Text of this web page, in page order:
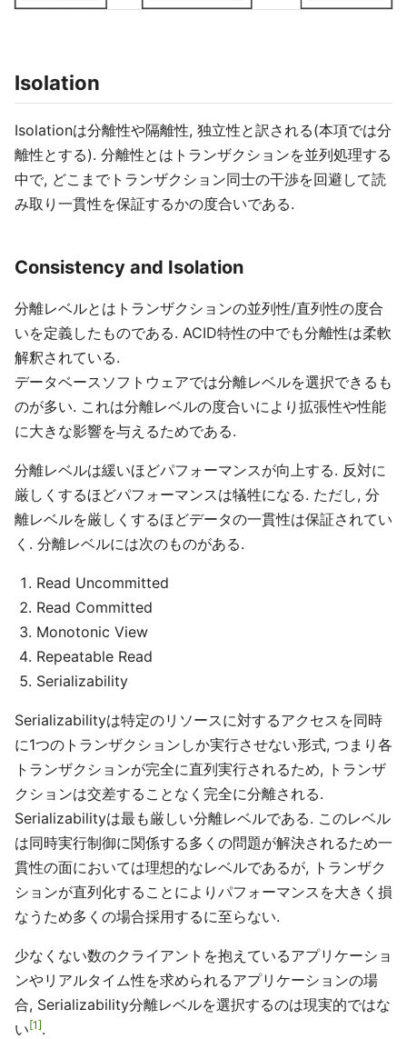
Isolation
Isolationは分離性や隔離性, 独立性と訳される(本項では分
離性とする). 分離性とはトランザクションを並列処理する
中で, どこまでトランザクション同士の干渉を回避して読
み取り一貫性を保証するかの度合いである.
Consistency and Isolation
分離レベルとはトランザクションの並列性/直列性の度合
いを定義したものである. ACID特性の中でも分離性は柔軟
解釈されている.
データベースソフトウェアでは分離レベルを選択できるも
のが多い. これは分離レベルの度合いにより拡張性や性能
に大きな影響を与えるためである.
分離レベルは緩いほどパフォーマンスが向上する. 反対に
厳しくするほどパフォーマンスは犠牲になる. ただし, 分
離レベルを厳しくするほどデータの一貫性は保証されてい
く. 分離レベルには次のものがある.
Read Uncommitted
Read Committed
Monotonic View
Repeatable Read
Serializability
Serializabilityは特定のリソースに対するアクセスを同時
に1つのトランザクションしか実行させない形式, つまり各
トランザクションが完全に直列実行されるため, トランザ
クションは交差することなく完全に分離される.
Serializabilityは最も厳しい分離レベルである. このレベル
は同時実行制御に関係する多くの問題が解決されるため一
貫性の面においては理想的なレベルであるが, トランザク
ションが直列化することによりパフォーマンスを大きく損
なうため多くの場合採用するに至らない.
少なくない数のクライアントを抱えているアプリケーショ
ンやリアルタイム性を求められるアプリケーションの場
合, Serializability分離レベルを選択するのは現実的ではな
い 1 .